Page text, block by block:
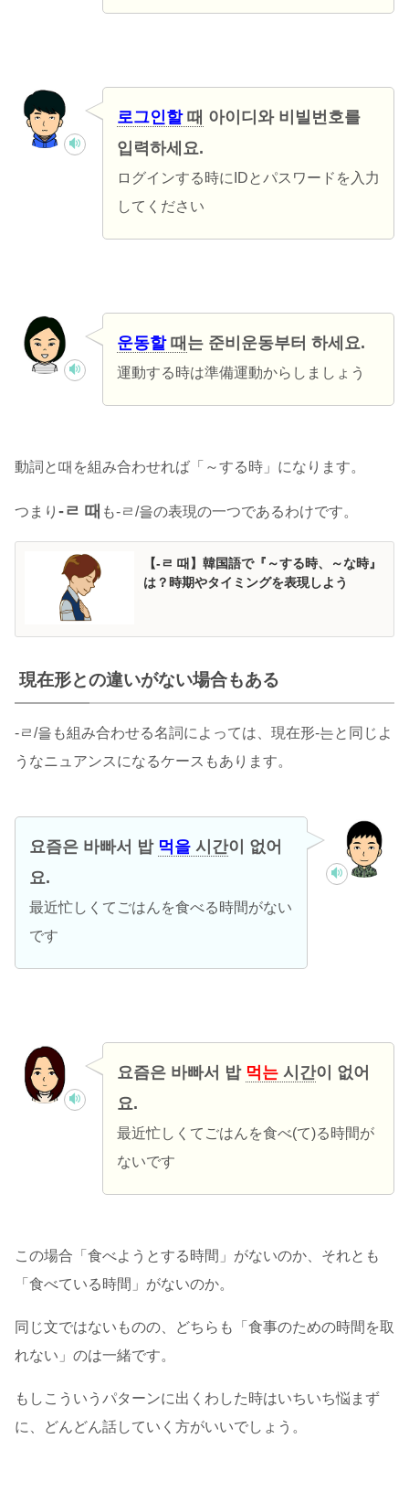
로그인할때 아이디와 비빌번호를
입력하세요.
ログインする時にIDとパスワードを入力
してください
운동할때 는 준비운동부터 하세요.
運動する時は準備運動からしましょう
動詞と때を組み合わせれば「～する時」になります。
つまり -ㄹ 때 も-ㄹ/을の表現の一つであるわけです。
【-ㄹ 때】韓国語で『～する時、～な時』
は？時期やタイミングを表現しよう
現在形との違いがない場合もある
-ㄹ/을も組み合わせる名詞によっては、現在形-는と同じよ
うなニュアンスになるケースもあります。
요즘은 바빠서 밥 먹을시간이 없어
요.
最近忙しくてごはんを食べる時間がない
です
요즘은 바빠서 밥 먹는시간이 없어
요.
最近忙しくてごはんを食べ(て)る時間が
ないです
この場合「食べようとする時間」がないのか、それとも
「食べている時間」がないのか。
同じ文ではないものの、どちらも「食事のための時間を取
れない」のは一緒です。
もしこういうパターンに出くわした時はいちいち悩まず
に、どんどん話していく方がいいでしょう。